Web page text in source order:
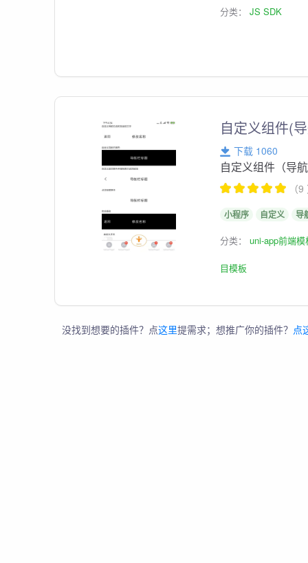
分类：JS SDK
自定义组件(
下载 1060
自定义组件（导
（
小程序 自定义 导
分类：uni-app前端模
目模板
没找到想要的插件？点这里提需求；想推广你的插件？ 点